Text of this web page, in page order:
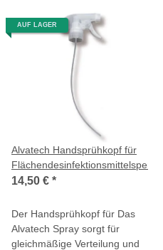
AUF LAGER
Alvatech Handsprühkopf für
Flächendesinfektionsmittelspender
14,50 € *
Der Handsprühkopf für Das
Alvatech Spray sorgt für
gleichmäßige Verteilung und